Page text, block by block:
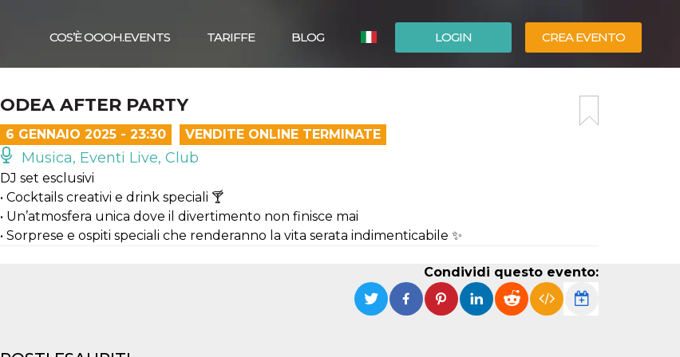
LOGIN CREA EVENTO
COS’È OOOH.EVENTS TARIFFE BLOG
ODEA AFTER PARTY
6 GENNAIO 2025 - 23:30 VENDITE ONLINE TERMINATE
Musica, Eventi Live, Club
DJ set esclusivi
• Cocktails creativi e drink speciali 🍸
• Un’atmosfera unica dove il divertimento non finisce mai
• Sorprese e ospiti speciali che renderanno la vita serata indimenticabile ✨
Condividi questo evento: